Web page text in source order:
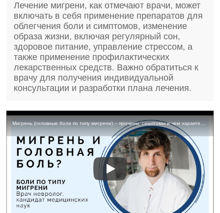
Лечение мигрени, как отмечают врачи, может
включать в себя применение препаратов для
облегчения боли и симптомов, изменение
образа жизни, включая регулярный сон,
здоровое питание, управление стрессом, а
также применение профилактических
лекарственных средств. Важно обратиться к
врачу для получения индивидуальной
консультации и разработки плана лечения.